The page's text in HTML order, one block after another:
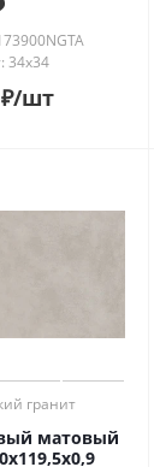
34x34
/шт
гранит
матовый